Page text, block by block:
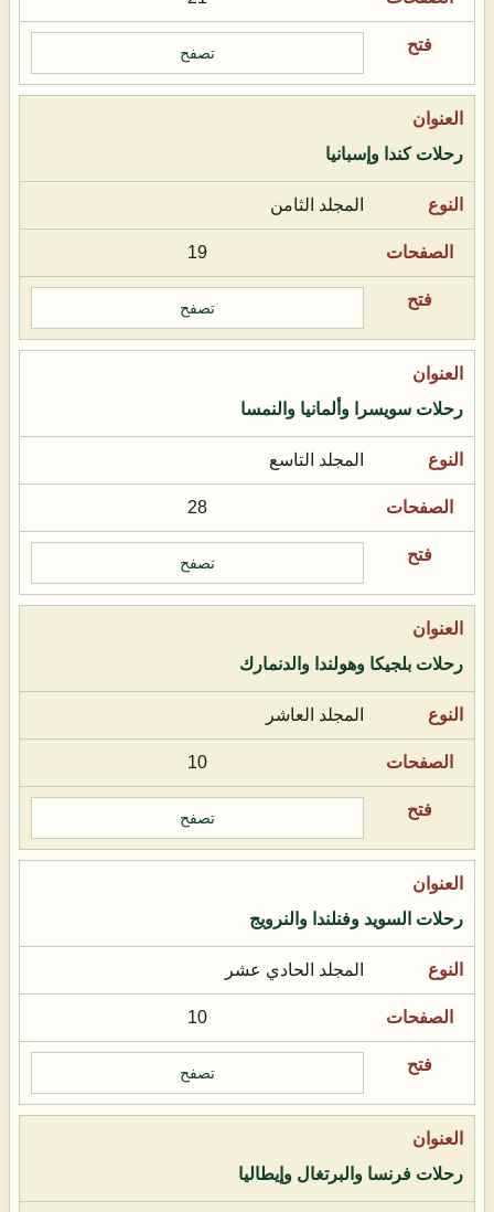
تصفح
رحلات كندا وإسبانيا
المجلد الثامن
19
تصفح
رحلات سويسرا وألمانيا والنمسا
المجلد التاسع
28
تصفح
رحلات بلجيكا وهولندا والدنمارك
المجلد العاشر
10
تصفح
رحلات السويد وفنلندا والنرويج
المجلد الحادي عشر
10
تصفح
رحلات فرنسا والبرتغال وإيطاليا